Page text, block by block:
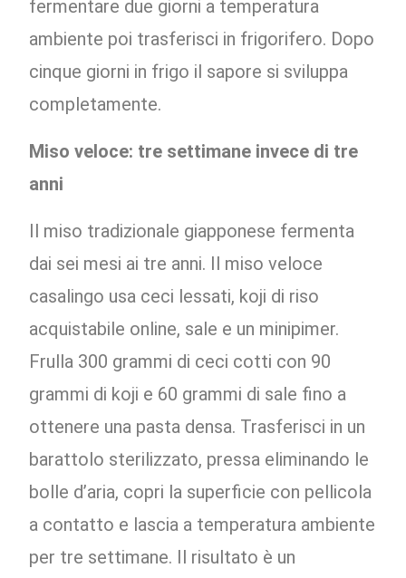
fermentare due giorni a temperatura
ambiente poi trasferisci in frigorifero. Dopo
cinque giorni in frigo il sapore si sviluppa
completamente.
Miso veloce: tre settimane invece di tre
anni
Il miso tradizionale giapponese fermenta
dai sei mesi ai tre anni. Il miso veloce
casalingo usa ceci lessati, koji di riso
acquistabile online, sale e un minipimer.
Frulla 300 grammi di ceci cotti con 90
grammi di koji e 60 grammi di sale fino a
ottenere una pasta densa. Trasferisci in un
barattolo sterilizzato, pressa eliminando le
bolle d’aria, copri la superficie con pellicola
a contatto e lascia a temperatura ambiente
per tre settimane. Il risultato è un